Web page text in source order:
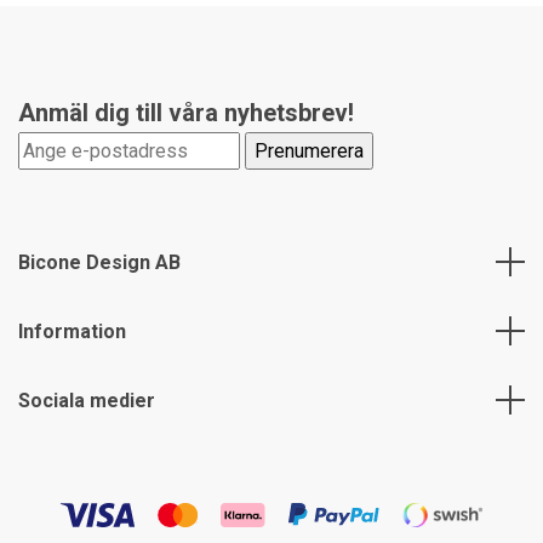
Anmäl dig till våra nyhetsbrev!
Bicone Design AB
Information
Sociala medier